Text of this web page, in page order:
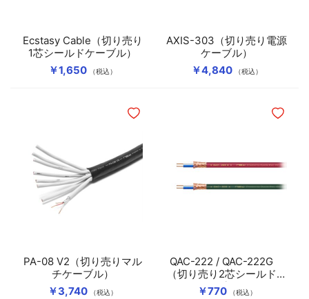
￥1,650 （税込）
Ecstasy Cable（切り売り
1芯シールドケーブル）
￥4,840 （税込）
AXIS-303（切り売り電源
ケーブル）
￥3,740 （税込）
PA-08 V2（切り売りマル
チケーブル）
ほしいものリストに追加
￥770 （税込）
QAC-222 / QAC-222G
（切り売り2芯シールドケ
ーブル）
ほしい